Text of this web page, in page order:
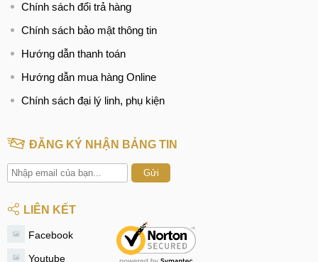
Chính sách đổi trả hàng
Chính sách bảo mật thông tin
Hướng dẫn thanh toán
Hướng dẫn mua hàng Online
Chính sách đại lý linh, phụ kiện
ĐĂNG KÝ NHẬN BẢNG TIN
Gửi
LIÊN KẾT
Facebook
Youtube